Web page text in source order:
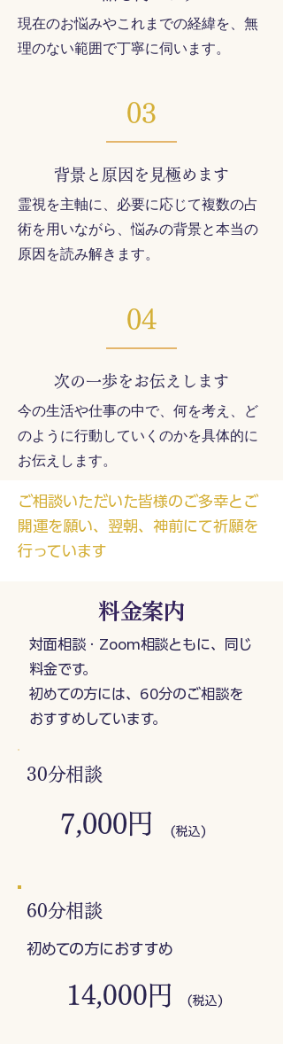
現在のお悩みやこれまでの経緯を、無
理のない範囲で丁寧に伺います。
03
背景と原因を見極めます
霊視を主軸に、必要に応じて複数の占
術を用いながら、悩みの背景と本当の
原因を読み解きます。
04
次の一歩をお伝えします
今の生活や仕事の中で、何を考え、ど
のように行動していくのかを具体的に
お伝えします。
ご相談いただいた皆様のご多幸とご
開運を願い、翌朝、神前にて祈願を
行っています
料金案内
対面相談・Zoom相談ともに、同じ
料金です。
初めての方には、60分のご相談を
おすすめしています。
30分相談
7,000円 (税込)
60分相談
​初めての方におすすめ
14,000円 (税込)